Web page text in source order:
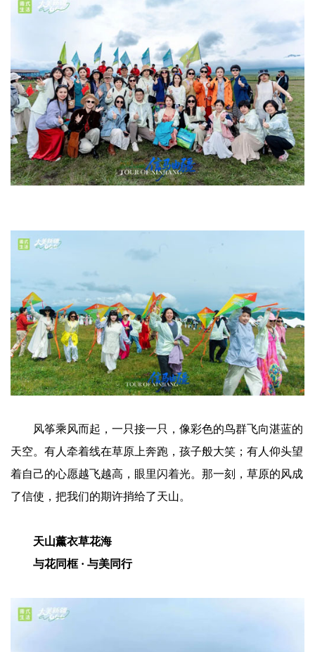
风筝乘风而起，一只接一只，像彩色的鸟群飞向湛蓝的
天空。有人牵着线在草原上奔跑，孩子般大笑；有人仰头望
着自己的心愿越飞越高，眼里闪着光。那一刻，草原的风成
了信使，把我们的期许捎给了天山。
天山薰衣草花海
与花同框 · 与美同行